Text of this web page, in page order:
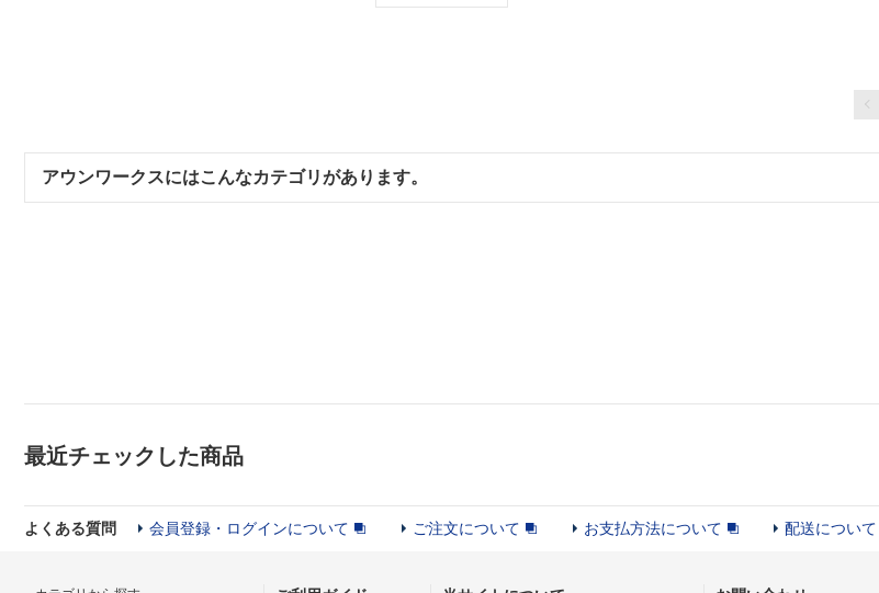
アウンワークスにはこんなカテゴリがあります。
最近チェックした商品
よくある質問 会員登録・ログインについて ご注文について お支払方法について 配送について